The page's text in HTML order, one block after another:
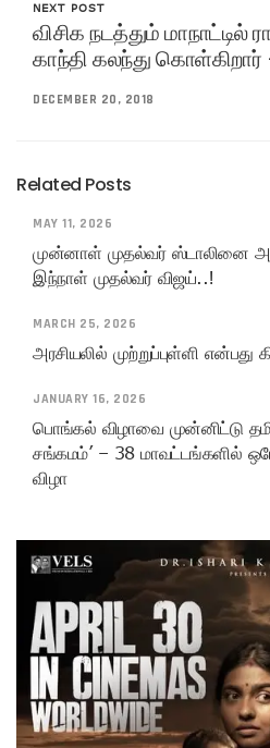
NEXT POST
விசிக நடத்தும் மாநாட்டில்
காந்தி கலந்து கொள்கிறார்
DECEMBER 20, 2018
Related Posts
MAY 11, 2026
முன்னாள் முதல்வர் ஸ்டாலினை
இந்நாள் முதல்வர் விஜய்..!
MARCH 25, 2026
அரசியலில் முற்றுப்புள்ளி
JANUARY 16, 2026
பொங்கல் விழாவை முன்னிட்டு
சங்கமம்’ – 38 மாவட்டங்களில்
விழா